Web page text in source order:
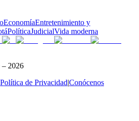
EconomíaEntretenimiento y
PolíticaJudicialVida moderna
2026
Política de Privacidad|Conócenos